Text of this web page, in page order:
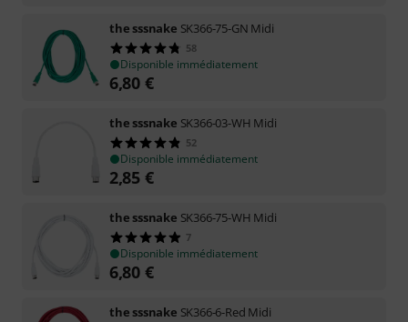
the sssnake SK366-75-GN Midi
58
Disponible immédiatement
6,80 €
the sssnake SK366-03-WH Midi
52
Disponible immédiatement
2,85 €
the sssnake SK366-75-WH Midi
7
Disponible immédiatement
6,80 €
the sssnake SK366-6-Red Midi